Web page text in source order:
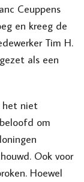
Ceuppens
en kreeg de
Tim H.
als een
het niet
om
Ook voor
Hoewel